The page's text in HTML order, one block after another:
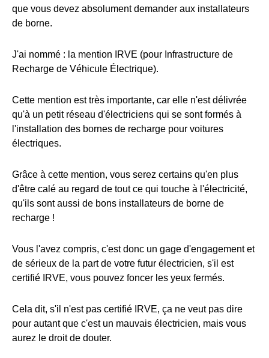
que vous devez absolument demander aux installateurs
de borne.
J'ai nommé : la mention IRVE (pour Infrastructure de
Recharge de Véhicule Électrique).
Cette mention est très importante, car elle n'est délivrée
qu'à un petit réseau d'électriciens qui se sont formés à
l'installation des bornes de recharge pour voitures
électriques.
Grâce à cette mention, vous serez certains qu'en plus
d'être calé au regard de tout ce qui touche à l'électricité,
qu'ils sont aussi de bons installateurs de borne de
recharge !
Vous l'avez compris, c'est donc un gage d'engagement et
de sérieux de la part de votre futur électricien, s'il est
certifié IRVE, vous pouvez foncer les yeux fermés.
Cela dit, s'il n'est pas certifié IRVE, ça ne veut pas dire
pour autant que c'est un mauvais électricien, mais vous
aurez le droit de douter.